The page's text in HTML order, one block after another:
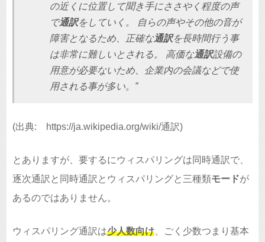
の近くに位置して聞き手にささやく程度の声
で通訳をしていく。 自らの声やその他の音が
障害となるため、正確な通訳を長時間行う事
は非常に難しいとされる。 高価な通訳設備の
用意が必要ないため、企業内の会議などで使
用される事が多い。”
(出典: https://ja.wikipedia.org/wiki/通訳)
とありますが、要するにウィスパリングは同時通訳で、
逐次通訳と同時通訳とウィスパリングと三種類モードが
あるのではありません。
ウィスパリング通訳は少人数向け 、ごく少数つまり基本